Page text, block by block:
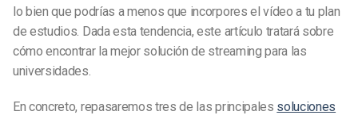
lo bien que podrías a menos que incorpores el vídeo a tu plan
de estudios. Dada esta tendencia, este artículo tratará sobre
cómo encontrar la mejor solución de streaming para las
universidades.
En concreto, repasaremos tres de las principales soluciones